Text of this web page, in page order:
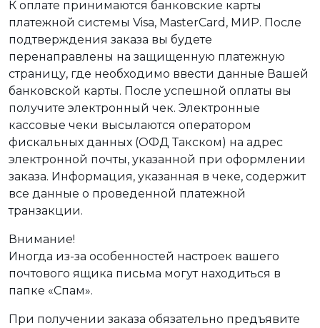
К оплате принимаются банковские карты
платежной системы Visa, MasterCard, МИР. После
подтверждения заказа вы будете
перенаправлены на защищенную платежную
страницу, где необходимо ввести данные Вашей
банковской карты. После успешной оплаты вы
получите электронный чек. Электронные
кассовые чеки высылаются оператором
фискальных данных (ОФД Такском) на адрес
электронной почты, указанной при оформлении
заказа. Информация, указанная в чеке, содержит
все данные о проведенной платежной
транзакции.
Внимание!
Иногда из-за особенностей настроек вашего
почтового ящика письма могут находиться в
папке «Спам».
При получении заказа обязательно предъявите